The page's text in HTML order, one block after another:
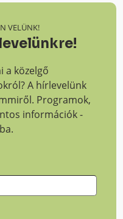
VELÜNK!
a közelgő
A hírlevelünk
Programok,
információk -